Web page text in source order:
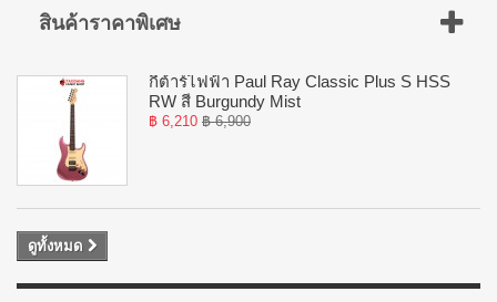
สินค้าราคาพิเศษ
กีต้าร์ไฟฟ้า Paul Ray Classic Plus S HSS
RW สี Burgundy Mist
฿ 6,210 ฿ 6,900
ดูทั้งหมด